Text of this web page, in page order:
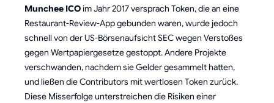
Munchee ICOim Jahr 2017 versprach Token, die an eine
Restaurant-Review-App gebunden waren, wurde jedoch
schnell von der US-Börsenaufsicht SEC wegen Verstoßes
gegen Wertpapiergesetze gestoppt. Andere Projekte
verschwanden, nachdem sie Gelder gesammelt hatten,
und ließen die Contributors mit wertlosen Token zurück.
Diese Misserfolge unterstreichen die Risiken einer